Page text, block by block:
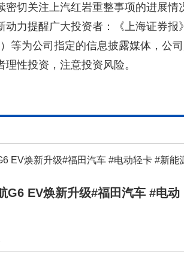
密切关注上汽红岩重整事项的进展
动力提醒广大投资者：《上海证券
等为公司指定的信息披露媒体，公
性投资，注意投资风险。
G6 EV焕新升级#福田汽车 #电动